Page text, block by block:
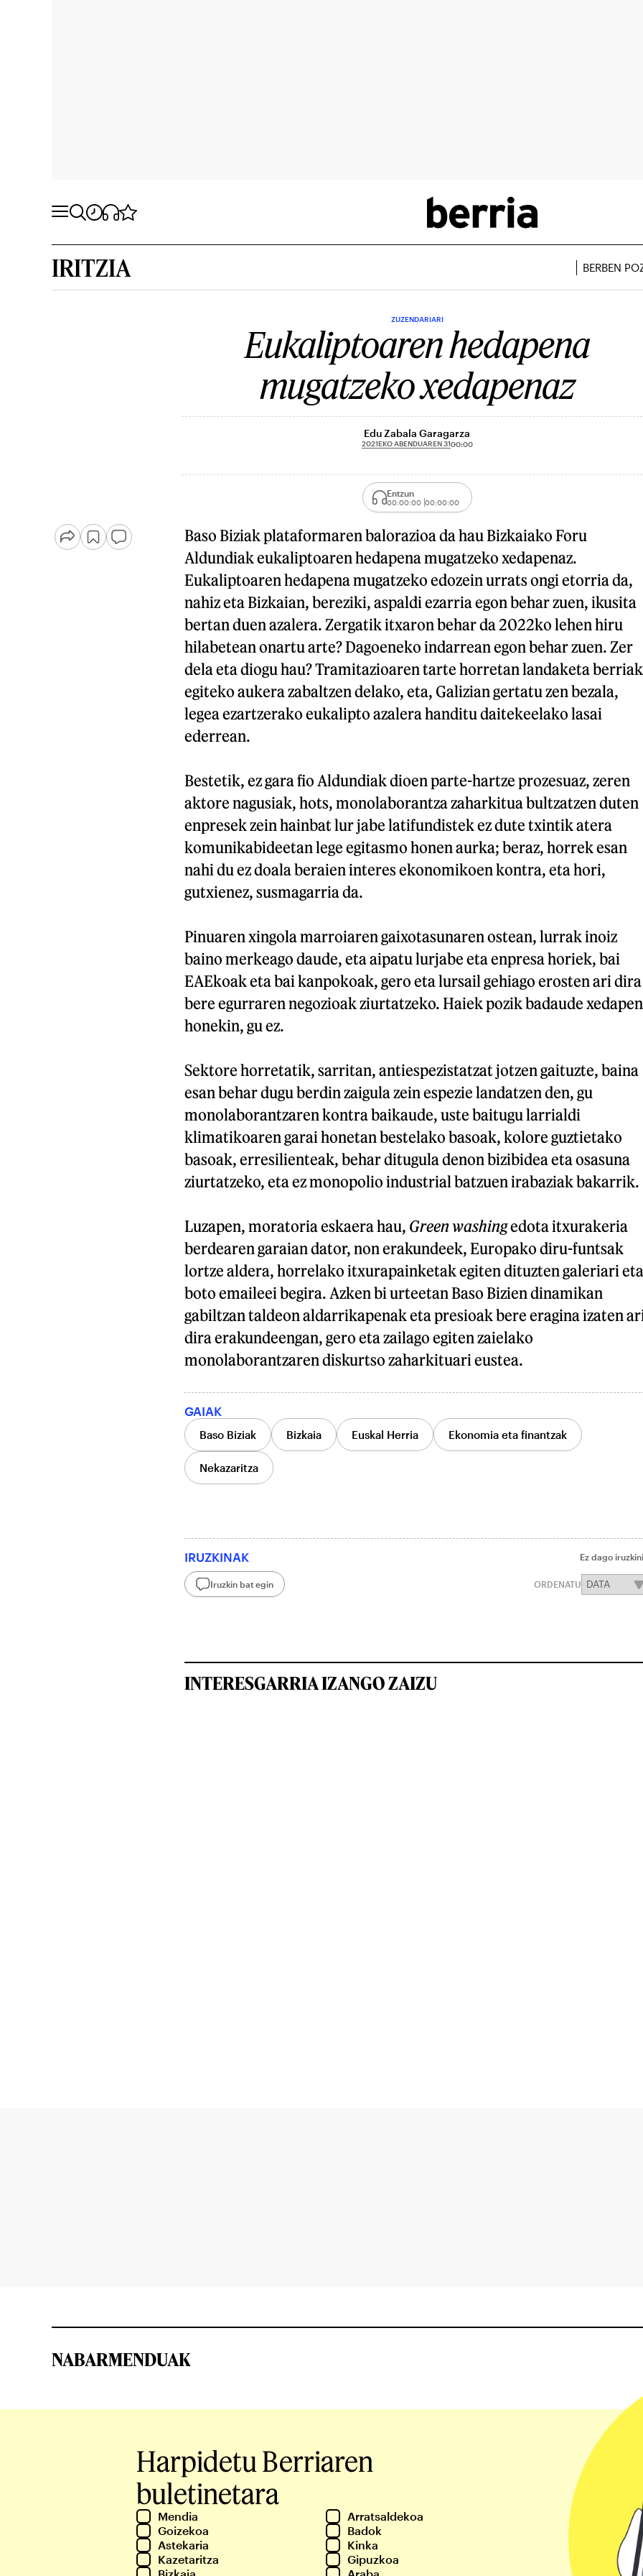
IRITZIA BERBEN
ZUZENDARIARI
Eukaliptoaren hedapena
mugatzeko xedapenaz
Edu Zabala Garagarza
2021EKO ABENDUAREN 3100:00
Entzun
00:00:00 00:00:00
Baso Biziak plataformaren balorazioa da hau Bizkaiako Foru
Aldundiak eukaliptoaren hedapena mugatzeko xedapenaz.
Eukaliptoaren hedapena mugatzeko edozein urrats ongi etorria da,
nahiz eta Bizkaian, bereziki, aspaldi ezarria egon behar zuen, ikusita
bertan duen azalera. Zergatik itxaron behar da 2022ko lehen hiru
hilabetean onartu arte? Dagoeneko indarrean egon behar zuen. Zer
dela eta diogu hau? Tramitazioaren tarte horretan landaketa berriak
egiteko aukera zabaltzen delako, eta, Galizian gertatu zen bezala,
legea ezartzerako eukalipto azalera handitu daitekeelako lasai
ederrean.
Bestetik, ez gara fio Aldundiak dioen parte-hartze prozesuaz, zeren
aktore nagusiak, hots, monolaborantza zaharkitua bultzatzen duten
enpresek zein hainbat lur jabe latifundistek ez dute txintik atera
komunikabideetan lege egitasmo honen aurka; beraz, horrek esan
nahi du ez doala beraien interes ekonomikoen kontra, eta hori,
gutxienez, susmagarria da.
Pinuaren xingola marroiaren gaixotasunaren ostean, lurrak inoiz
baino merkeago daude, eta aipatu lurjabe eta enpresa horiek, bai
EAEkoak eta bai kanpokoak, gero eta lursail gehiago erosten ari dira
bere egurraren negozioak ziurtatzeko. Haiek pozik badaude xedapen
honekin, gu ez.
Sektore horretatik, sarritan, antiespezistatzat jotzen gaituzte, baina
esan behar dugu berdin zaigula zein espezie landatzen den, gu
monolaborantzaren kontra baikaude, uste baitugu larrialdi
klimatikoaren garai honetan bestelako basoak, kolore guztietako
basoak, erresilienteak, behar ditugula denon bizibidea eta osasuna
ziurtatzeko, eta ez monopolio industrial batzuen irabaziak bakarrik.
Luzapen, moratoria eskaera hau, Green washingedota itxurakeria
berdearen garaian dator, non erakundeek, Europako diru-funtsak
lortze aldera, horrelako itxurapainketak egiten dituzten galeriari eta
boto emaileei begira. Azken bi urteetan Baso Bizien dinamikan
gabiltzan taldeon aldarrikapenak eta presioak bere eragina izaten
dira erakundeengan, gero eta zailago egiten zaielako
monolaborantzaren diskurtso zaharkituari eustea.
GAIAK
Baso Biziak Bizkaia Euskal Herria Ekonomia eta finantzak
Nekazaritza
IRUZKINAK Ez dago
Iruzkin bat egin ORDENATU
INTERESGARRIA IZANGO ZAIZU
NABARMENDUAK
Harpidetu Berriaren
buletinetara
Mendia
Arratsaldekoa
Goizekoa
Badok
Astekaria
Kinka
Kazetaritza
Gipuzkoa